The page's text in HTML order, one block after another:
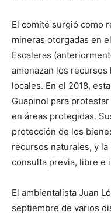
El comité surgió como
mineras otorgadas en
Escaleras
amenazan los
locales. En el 2018,
Guapinol para
en áreas protegidas.
protección de los
recursos naturales, y
consulta previa, libre e
El ambientalista Juan
septiembre de varios